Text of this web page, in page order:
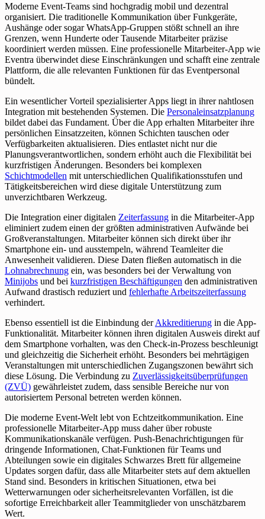
Moderne Event-Teams sind hochgradig mobil und dezentral
organisiert. Die traditionelle Kommunikation über Funkgeräte,
Aushänge oder sogar WhatsApp-Gruppen stößt schnell an ihre
Grenzen, wenn Hunderte oder Tausende Mitarbeiter präzise
koordiniert werden müssen. Eine professionelle Mitarbeiter-App wie
Eventra überwindet diese Einschränkungen und schafft eine zentrale
Plattform, die alle relevanten Funktionen für das Eventpersonal
bündelt.
Ein wesentlicher Vorteil spezialisierter Apps liegt in ihrer nahtlosen
Integration mit bestehenden Systemen. Die Personaleinsatzplanung
bildet dabei das Fundament. Über die App erhalten Mitarbeiter ihre
persönlichen Einsatzzeiten, können Schichten tauschen oder
Verfügbarkeiten aktualisieren. Dies entlastet nicht nur die
Planungsverantwortlichen, sondern erhöht auch die Flexibilität bei
kurzfristigen Änderungen. Besonders bei komplexen
Schichtmodellen mit unterschiedlichen Qualifikationsstufen und
Tätigkeitsbereichen wird diese digitale Unterstützung zum
unverzichtbaren Werkzeug.
Die Integration einer digitalen Zeiterfassung in die Mitarbeiter-App
eliminiert zudem einen der größten administrativen Aufwände bei
Großveranstaltungen. Mitarbeiter können sich direkt über ihr
Smartphone ein- und ausstempeln, während Teamleiter die
Anwesenheit validieren. Diese Daten fließen automatisch in die
Lohnabrechnung ein, was besonders bei der Verwaltung von
Minijobs und bei kurzfristigen Beschäftigungen den administrativen
Aufwand drastisch reduziert und fehlerhafte Arbeitszeiterfassung
verhindert.
Ebenso essentiell ist die Einbindung derAkkreditierung in die App-
Funktionalität. Mitarbeiter können ihren digitalen Ausweis direkt auf
dem Smartphone vorhalten, was den Check-in-Prozess beschleunigt
und gleichzeitig die Sicherheit erhöht. Besonders bei mehrtägigen
Veranstaltungen mit unterschiedlichen Zugangszonen bewährt sich
diese Lösung. Die Verbindung zu Zuverlässigkeitsüberprüfungen
(ZVÜ) gewährleistet zudem, dass sensible Bereiche nur von
autorisiertem Personal betreten werden können.
Die moderne Event-Welt lebt von Echtzeitkommunikation. Eine
professionelle Mitarbeiter-App muss daher über robuste
Kommunikationskanäle verfügen. Push-Benachrichtigungen für
dringende Informationen, Chat-Funktionen für Teams und
Abteilungen sowie ein digitales Schwarzes Brett für allgemeine
Updates sorgen dafür, dass alle Mitarbeiter stets auf dem aktuellen
Stand sind. Besonders in kritischen Situationen, etwa bei
Wetterwarnungen oder sicherheitsrelevanten Vorfällen, ist die
sofortige Erreichbarkeit aller Teammitglieder von unschätzbarem
Wert.